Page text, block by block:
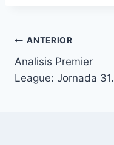
Navegación
de
ANTERIOR
Analisis Premier
League: Jornada 31.